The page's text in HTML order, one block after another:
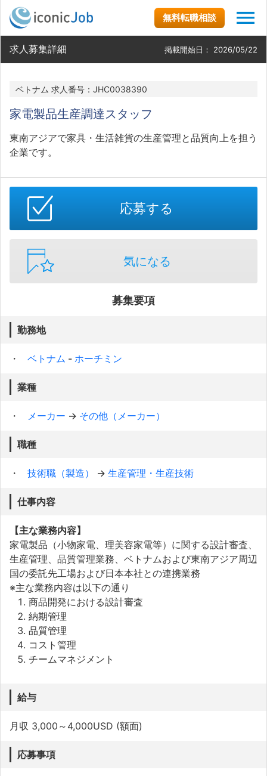
無料転職相談
求人募集詳細 掲載開始日： 2026/05/22
ベトナム 求人番号：JHC0038390
家電製品生産調達スタッフ
東南アジアで家具・生活雑貨の生産管理と品質向上を担う
企業です。
応募する
気になる
募集要項
勤務地
ベトナム - ホーチミン
業種
メーカー → その他（メーカー）
職種
技術職（製造） → 生産管理・生産技術
仕事内容
【主な業務内容】
家電製品（小物家電、理美容家電等）に関する設計審査、
生産管理、品質管理業務、ベトナムおよび東南アジア周辺
国の委託先工場および日本本社との連携業務
※主な業務内容は以下の通り
商品開発における設計審査
納期管理
品質管理
コスト管理
チームマネジメント
給与
月収 3,000～4,000USD (額面)
応募事項